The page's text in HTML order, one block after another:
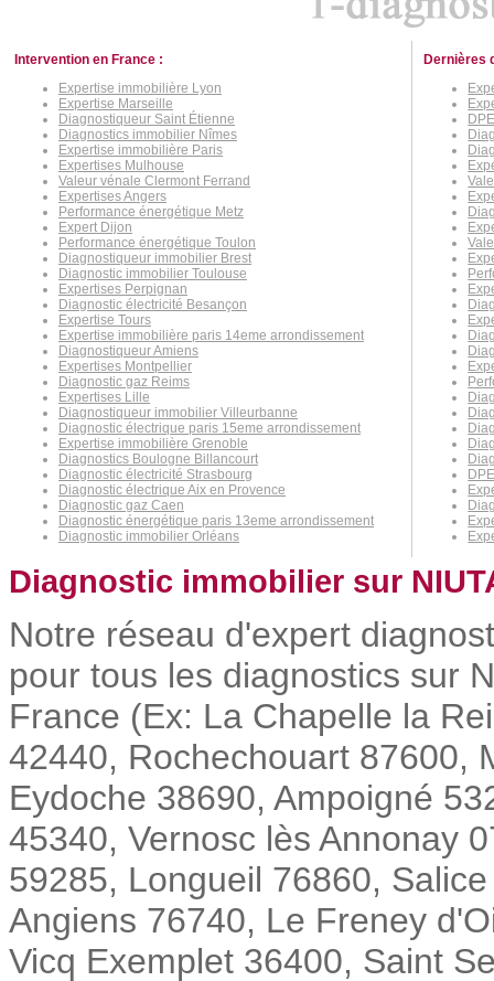
Intervention en France :
Expertise immobilière Lyon
Expertise Marseille
Diagnostiqueur Saint Étienne
Diagnostics immobilier Nîmes
Expertise immobilière Paris
Expertises Mulhouse
Valeur vénale Clermont Ferrand
Expertises Angers
Performance énergétique Metz
Expert Dijon
Performance énergétique Toulon
Diagnostiqueur immobilier Brest
Diagnostic immobilier Toulouse
Expertises Perpignan
Diagnostic électricité Besançon
Expertise Tours
Expertise immobilière paris 14eme arrondissement
Diagnostiqueur Amiens
Expertises Montpellier
Diagnostic gaz Reims
Expertises Lille
Diagnostiqueur immobilier Villeurbanne
Diagnostic électrique paris 15eme arrondissement
Expertise immobilière Grenoble
Diagnostics Boulogne Billancourt
Diagnostic électricité Strasbourg
Diagnostic électrique Aix en Provence
Diagnostic gaz Caen
Diagnostic énergétique paris 13eme arrondissement
Diagnostic immobilier Orléans
Dernières
Diagnostic immobilier sur
Notre réseau d'expert
pour tous les diagnostics sur
France (Ex: La Chapelle la
42440, Rochechouart 87600,
Eydoche 38690, Ampoigné
45340, Vernosc lès Annonay
59285, Longueil 76860,
Angiens 76740, Le Freney
Vicq Exemplet 36400, Saint